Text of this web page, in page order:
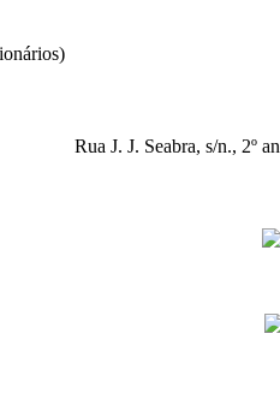
Rua J. J. Seabra, s/n., 2º